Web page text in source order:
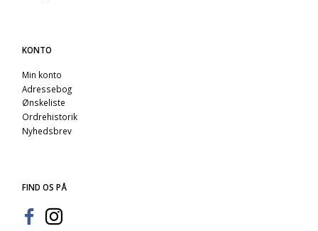
KONTO
Min konto
Adressebog
Ønskeliste
Ordrehistorik
Nyhedsbrev
FIND OS PÅ